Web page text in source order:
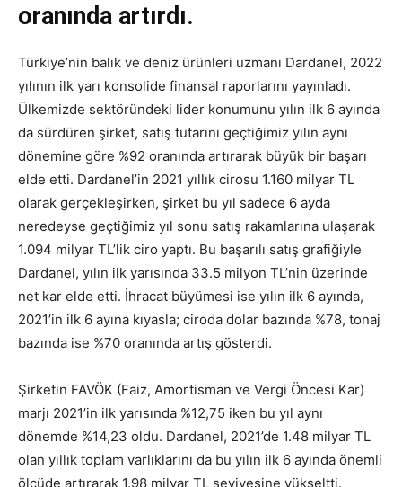
oranında artırdı.
Türkiye’nin balık ve deniz ürünleri uzmanı Dardanel, 2022
yılının ilk yarı konsolide finansal raporlarını yayınladı.
Ülkemizde sektöründeki lider konumunu yılın ilk 6 ayında
da sürdüren şirket, satış tutarını geçtiğimiz yılın aynı
dönemine göre %92 oranında artırarak büyük bir başarı
elde etti. Dardanel’in 2021 yıllık cirosu 1.160 milyar TL
olarak gerçekleşirken, şirket bu yıl sadece 6 ayda
neredeyse geçtiğimiz yıl sonu satış rakamlarına ulaşarak
1.094 milyar TL’lik ciro yaptı. Bu başarılı satış grafiğiyle
Dardanel, yılın ilk yarısında 33.5 milyon TL’nin üzerinde
net kar elde etti. İhracat büyümesi ise yılın ilk 6 ayında,
2021’in ilk 6 ayına kıyasla; ciroda dolar bazında %78, tonaj
bazında ise %70 oranında artış gösterdi.
Şirketin FAVÖK (Faiz, Amortisman ve Vergi Öncesi Kar)
marjı 2021’in ilk yarısında %12,75 iken bu yıl aynı
dönemde %14,23 oldu. Dardanel, 2021’de 1.48 milyar TL
olan yıllık toplam varlıklarını da bu yılın ilk 6 ayında önemli
ölçüde artırarak 1.98 milyar TL seviyesine yükseltti.